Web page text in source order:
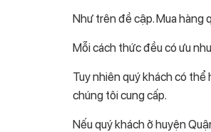
Như trên đề cập. Mua hàng
Mỗi cách thức đều có ưu
Tuy nhiên quý khách có
chúng tôi cung cấp.
Nếu quý khách ở huyện